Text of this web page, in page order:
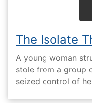
The Isolate
A young woman
stole from a group
seized control of